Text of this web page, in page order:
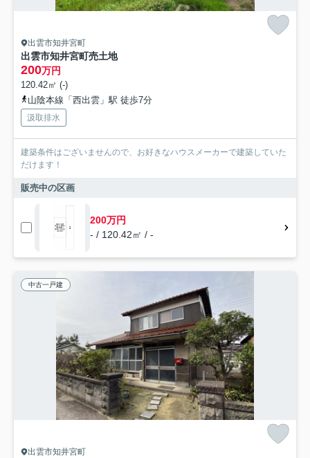
出雲市知井宮町
出雲市知井宮町売土地
200万円
120.42㎡ (-)
山陰本線「西出雲」駅 徒歩7分
汲取排水
建築条件はございませんので、お好きなハウスメーカーで建築していた
だけます！
販売中の区画
200万円
- / 120.42㎡ / -
中古一戸建
出雲市知井宮町